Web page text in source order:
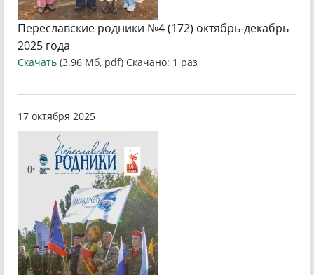
Переславские родники №4 (172) октябрь-декабрь
2025 года
Скачать (3.96 Мб, pdf) Скачано: 1 раз
17 октября 2025